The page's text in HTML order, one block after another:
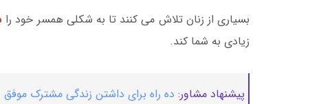
بسیاری از زنان تلاش می کنند تا به شکلی همسر خود را
زیادی به شما کند.
پیشنهاد مشاور: ده راه برای داشتن زندگی مشترک موفق